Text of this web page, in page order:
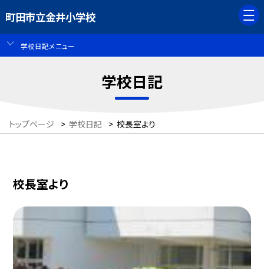
町田市立金井小学校
学校日記メニュー
学校日記
トップページ > 学校日記 > 校長室より
校長室より